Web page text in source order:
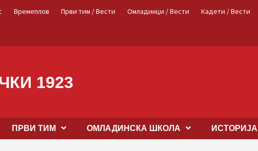
Времеплов Први тим / Вести Омладинци / Вести Кадети / Вести
1923
ПРВИ ТИМ OМЛАДИНСКА ШКОЛА ИСТОРИЈА